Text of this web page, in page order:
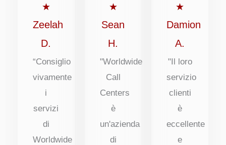
★su
5
Zeelah
D.
“Consiglio
vivamente
i
servizi
di
Worldwide
★su
5
Sean
H.
"Worldwide
Call
Centers
è
un'azienda
di
★
5
Damion
A.
"Il loro
servizio
clienti
è
eccellente
e